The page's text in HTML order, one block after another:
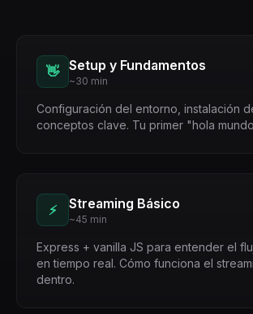
👋 Setup y Fundamentos
~30 min
Configuración del entorno, instalación
conceptos clave. Tu primer "hola
⚡ Streaming Básico
~45 min
Express + vanilla JS para entender el
en tiempo real. Cómo funciona el
dentro.